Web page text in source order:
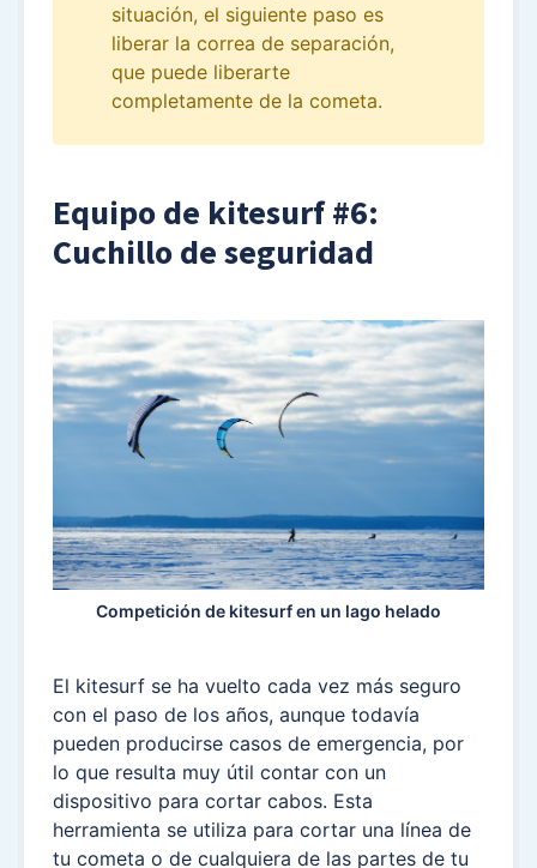
situación, el siguiente paso es
liberar la correa de separación,
que puede liberarte
completamente de la cometa.
Equipo de kitesurf #6:
Cuchillo de seguridad
Competición de kitesurf en un lago helado
El kitesurf se ha vuelto cada vez más seguro
con el paso de los años, aunque todavía
pueden producirse casos de emergencia, por
lo que resulta muy útil contar con un
dispositivo para cortar cabos. Esta
herramienta se utiliza para cortar una línea de
tu cometa o de cualquiera de las partes de tu